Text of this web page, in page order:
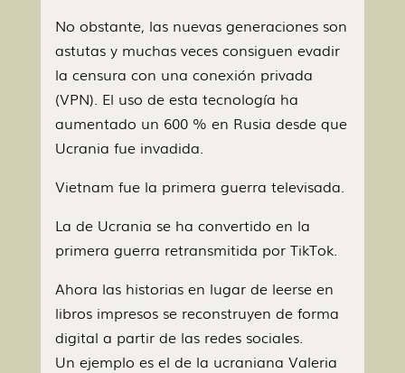
No obstante, las nuevas generaciones son
astutas y muchas veces consiguen evadir
la censura con una conexión privada
(VPN). El uso de esta tecnología ha
aumentado un 600 % en Rusia desde que
Ucrania fue invadida.
Vietnam fue la primera guerra televisada.
La de Ucrania se ha convertido en la
primera guerra retransmitida por TikTok.
Ahora las historias en lugar de leerse en
libros impresos se reconstruyen de forma
digital a partir de las redes sociales.
Un ejemplo es el de la ucraniana Valeria